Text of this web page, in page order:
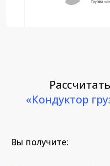
«Кондуктор
Вы получите: